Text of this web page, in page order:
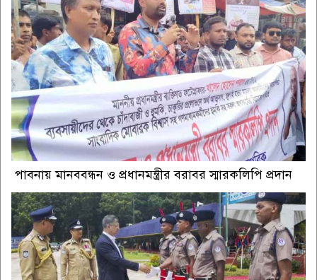
পাবনায় মানববন্ধন ও প্রধানমন্ত্রীর বরাবর স্মারকলিপি প্রদান